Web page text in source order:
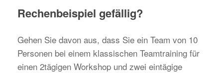
Rechenbeispiel gefällig?
Gehen Sie davon aus, dass Sie ein Team von 10
Personen bei einem klassischen Teamtraining für
einen 2tägigen Workshop und zwei eintägige